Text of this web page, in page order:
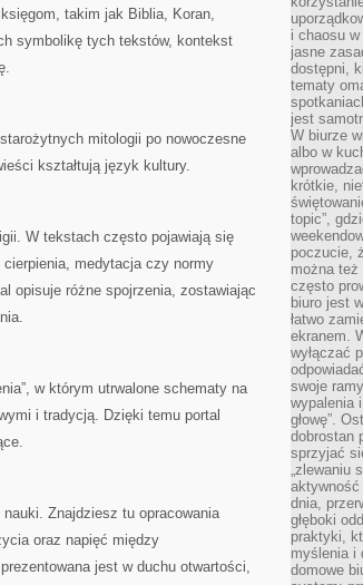
takim jak Biblia, Koran,
symbolikę tych tekstów, kontekst
mitologii po nowoczesne
kształtują język kultury.
W tekstach często pojawiają się
medytacja czy normy
opisuje różne spojrzenia, zostawiając
w którym utrwalone schematy na
i tradycją. Dzięki temu portal
Znajdziesz tu opracowania
oraz napięć między
jest w duchu otwartości,
i chaosu
jasne
dostępni,
tematy
jest
W biurze
albo w
krótkie,
topic”,
poczucie,
można też
często
biuro jest
łatwo
ekranem.
wyłączać
swoje
wypalenia
głowę”.
dobrostan
sprzyjać
„zlewaniu
dnia,
głęboki
praktyki,
myślenia i
domowe